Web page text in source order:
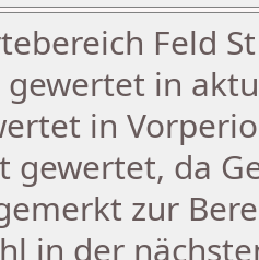
Feld
gewertet in
in
gewertet, da
zur
in der